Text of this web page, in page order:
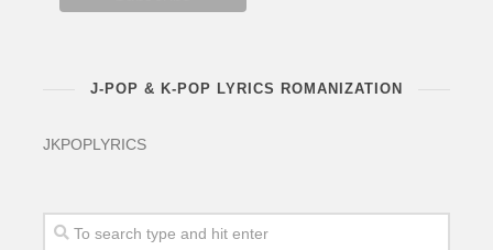
J-POP & K-POP LYRICS ROMANIZATION
JKPOPLYRICS